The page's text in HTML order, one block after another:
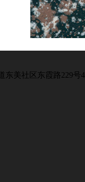
东美社区东霞路229号4